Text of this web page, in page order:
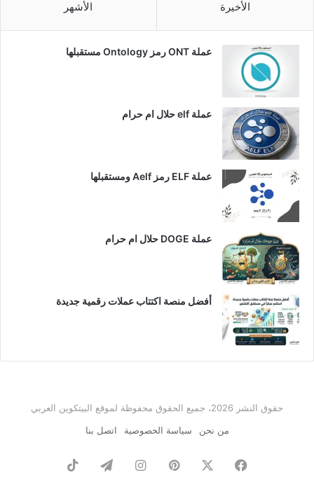
الأخيرة الأشهر
عملة ONT رمز Ontology مستقبلها
عملة elf حلال ام حرام
عملة ELF رمز Aelf ومستقبلها
عملة DOGE حلال ام حرام
أفضل منصة اكتتاب عملات رقمية جديدة
حقوق النشر 2026، جميع الحقوق محفوظة لموقع البيتكوين العربي
من نحن
سياسة الخصوصية اتصل بنا
فيسبوك بينتيريستانستقرامتيلقرام